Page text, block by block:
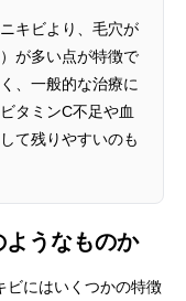
キビより、毛穴が
が多い点が特徴で
、一般的な治療に
タミンC不足や血
て残りやすいのも
ようなものか
ビにはいくつかの特徴